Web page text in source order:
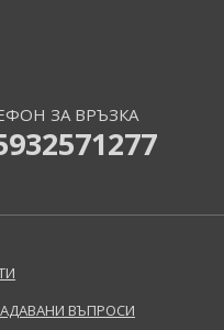
ЗА ВРЪЗКА
ВЪПРОСИ